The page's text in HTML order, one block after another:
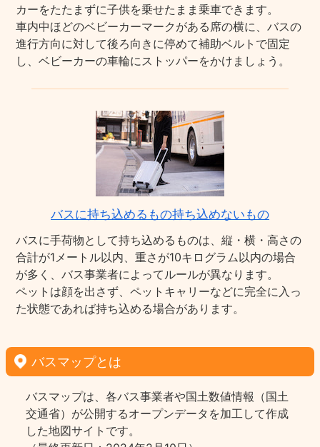
カーをたたまずに子供を乗せたまま乗車できます。
車内中ほどのベビーカーマークがある席の横に、バスの
進行方向に対して後ろ向きに停めて補助ベルトで固定
し、ベビーカーの車輪にストッパーをかけましょう。
バスに持ち込めるもの持ち込めないもの
バスに手荷物として持ち込めるものは、縦・横・高さの
合計が1メートル以内、重さが10キログラム以内の場合
が多く、バス事業者によってルールが異なります。
ペットは顔を出さず、ペットキャリーなどに完全に入っ
た状態であれば持ち込める場合があります。
バスマップとは
バスマップは、各バス事業者や国土数値情報（国土
交通省）が公開するオープンデータを加工して作成
した地図サイトです。